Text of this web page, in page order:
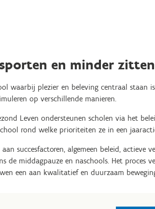
sporten en minder
waarbij plezier en beleving centraal staan
op verschillende manieren.
Leven ondersteunen scholen via het
rond welke prioriteiten ze in een
succesfactoren, algemeen beleid, actieve
de middagpauze en naschools. Het proces
een aan kwalitatief en duurzaam